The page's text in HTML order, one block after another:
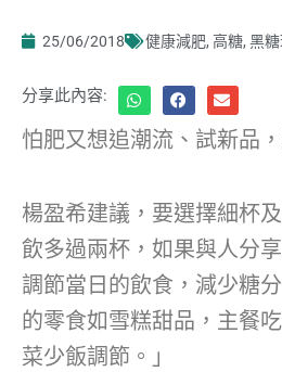
25/06/2018 健康減肥, 高糖, 黑
分享此內容:
怕肥又想追潮流、試新品
楊盈希建議，要選擇細杯
飲多過兩杯，如果與人分
調節當日的飲食，減少糖
的零食如雪糕甜品，主餐
菜少飯調節。」